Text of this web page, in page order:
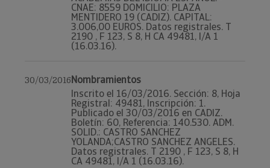
CNAE: 8559 DOMICILIO: PLAZA
MENTIDERO 19 (CADIZ). CAPITAL:
3.006,00 EUROS. Datos registrales. T
2190 , F 123, S 8, H CA 49481, I/A 1
(16.03.16).
30/03/2016Nombramientos
Inscrito el 16/03/2016. Sección: 8, Hoja
Registral: 49481, Inscripción: 1.
Publicado el 30/03/2016 en CADIZ.
Boletín: 60, Referencia: 140.530. ADM.
SOLID.: CASTRO SANCHEZ
YOLANDA;CASTRO SANCHEZ ANGELES.
Datos registrales. T 2190 , F 123, S 8, H
CA 49481, I/A 1 (16.03.16).